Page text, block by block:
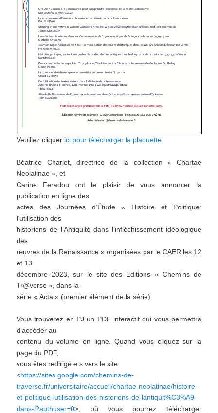
Veuillez cliquer ici pour télécharger la plaquette.
Béatrice Charlet, directrice de la collection « Chartae
Neolatinae », et
Carine Feradou ont le plaisir de vous annoncer la
publication en ligne des
actes des Journées d’Étude « Histoire et Politique:
l’utilisation des
historiens de l’Antiquité dans l’infléchissement idéologique
des
œuvres de la Renaissance » organisées par le CAER les 12
et 13
décembre 2023 , sur le site des Editions « Chemins de
Tr@verse », dans la
série « Acta » (premier élément de la série).
Vous trouverez en PJ un PDF interactif qui vous permettra
d’accéder au
contenu du volume en ligne. Quand vous cliquez sur la
page du PDF,
vous êtes redirigé.e.s vers le site
<https://sites.google.com/chemins-de-
traverse.fr/universitaire/accueil/chartae-neolatinae/histoire-
et-politique-lutilisation-des-historiens-de-lantiquit%C3%A9-
dans-l?authuser=0>, où vous pourrez télécharger